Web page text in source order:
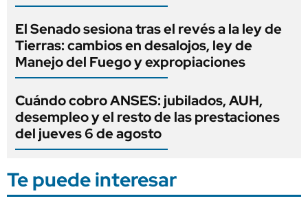
El Senado sesiona tras el revés a la ley de
Tierras: cambios en desalojos, ley de
Manejo del Fuego y expropiaciones
Cuándo cobro ANSES: jubilados, AUH,
desempleo y el resto de las prestaciones
del jueves 6 de agosto
Te puede interesar